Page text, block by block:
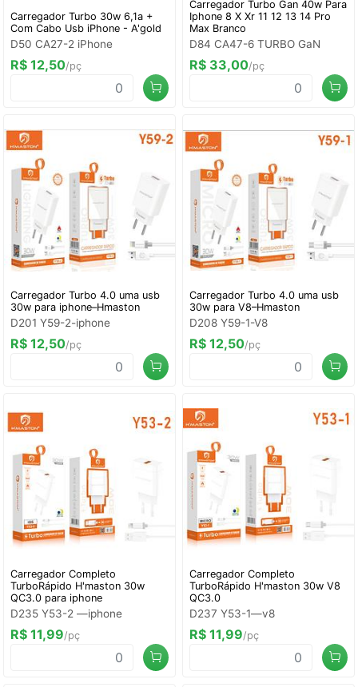
Carregador Turbo 30w 6,1a +
Com Cabo Usb iPhone - A'gold
D50 CA27-2 iPhone
R$ 12,50/pç
Carregador Turbo Gan 40w Para
Iphone 8 X Xr 11 12 13 14 Pro
Max Branco
D84 CA47-6 TURBO GaN
R$ 33,00/pç
Carregador Turbo 4.0 uma usb
30w para iphone–Hmaston
D201 Y59-2-iphone
R$ 12,50/pç
Carregador Turbo 4.0 uma usb
30w para V8–Hmaston
D208 Y59-1-V8
R$ 12,50/pç
Carregador Completo
TurboRápido H'maston 30w
QC3.0 para iphone
D235 Y53-2 —iphone
R$ 11,99/pç
Carregador Completo
TurboRápido H'maston 30w V8
QC3.0
D237 Y53-1—v8
R$ 11,99/pç